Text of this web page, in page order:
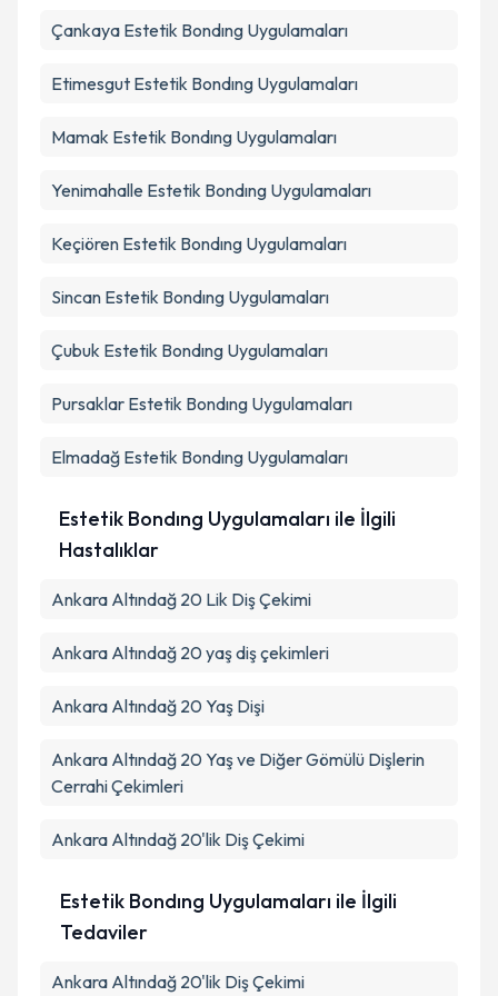
Çankaya Estetik Bondıng Uygulamaları
Etimesgut Estetik Bondıng Uygulamaları
Mamak Estetik Bondıng Uygulamaları
Yenimahalle Estetik Bondıng Uygulamaları
Keçiören Estetik Bondıng Uygulamaları
Sincan Estetik Bondıng Uygulamaları
Çubuk Estetik Bondıng Uygulamaları
Pursaklar Estetik Bondıng Uygulamaları
Elmadağ Estetik Bondıng Uygulamaları
Estetik Bondıng Uygulamaları ile İlgili
Hastalıklar
Ankara Altındağ 20 Lik Diş Çekimi
Ankara Altındağ 20 yaş diş çekimleri
Ankara Altındağ 20 Yaş Dişi
Ankara Altındağ 20 Yaş ve Diğer Gömülü Dişlerin
Cerrahi Çekimleri
Ankara Altındağ 20'lik Diş Çekimi
Estetik Bondıng Uygulamaları ile İlgili
Tedaviler
Ankara Altındağ 20'lik Diş Çekimi